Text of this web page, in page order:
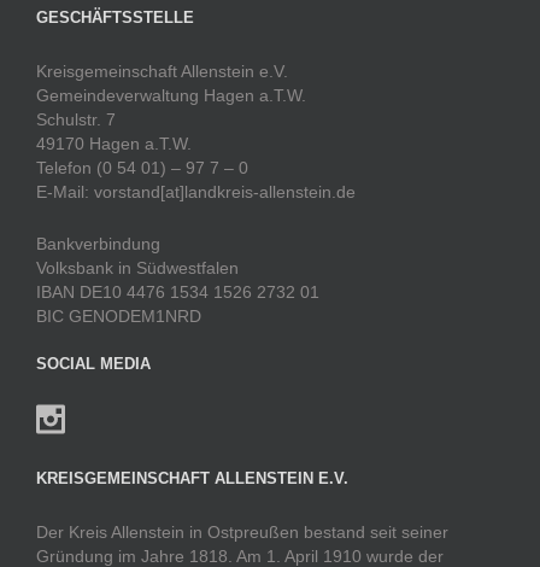
GESCHÄFTSSTELLE
Kreisgemeinschaft Allenstein e.V.
Gemeindeverwaltung Hagen a.T.W.
Schulstr. 7
49170 Hagen a.T.W.
Telefon (0 54 01) – 97 7 – 0
E-Mail: vorstand[at]landkreis-allenstein.de
Bankverbindung
Volksbank in Südwestfalen
IBAN DE10 4476 1534 1526 2732 01
BIC GENODEM1NRD
SOCIAL MEDIA
KREISGEMEINSCHAFT ALLENSTEIN E.V.
Der Kreis Allenstein in Ostpreußen bestand seit seiner
Gründung im Jahre 1818. Am 1. April 1910 wurde der